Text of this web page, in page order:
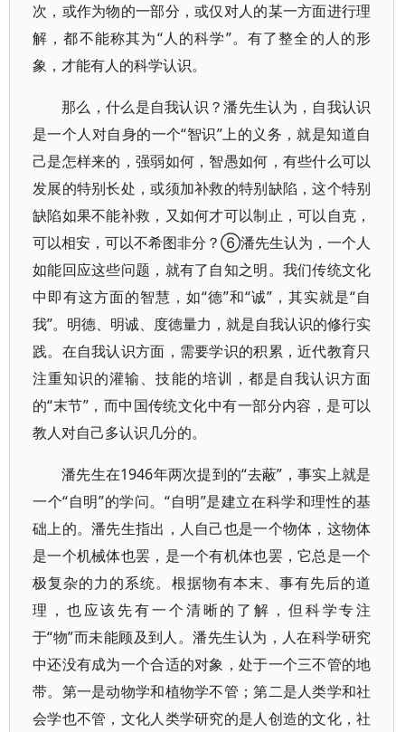
次，或作为物的一部分，或仅对人的某一方面进行理
解，都不能称其为“人的科学”。有了整全的人的形
象，才能有人的科学认识。
那么，什么是自我认识？潘先生认为，自我认识
是一个人对自身的一个“智识”上的义务，就是知道自
己是怎样来的，强弱如何，智愚如何，有些什么可以
发展的特别长处，或须加补救的特别缺陷，这个特别
缺陷如果不能补救，又如何才可以制止，可以自克，
可以相安，可以不希图非分？⑥潘先生认为，一个人
如能回应这些问题，就有了自知之明。我们传统文化
中即有这方面的智慧，如“德”和“诚”，其实就是“自
我”。明德、明诚、度德量力，就是自我认识的修行实
践。在自我认识方面，需要学识的积累，近代教育只
注重知识的灌输、技能的培训，都是自我认识方面
的“末节”，而中国传统文化中有一部分内容，是可以
教人对自己多认识几分的。
潘先生在1946年两次提到的“去蔽”，事实上就是
一个“自明”的学问。“自明”是建立在科学和理性的基
础上的。潘先生指出，人自己也是一个物体，这物体
是一个机械体也罢，是一个有机体也罢，它总是一个
极复杂的力的系统。根据物有本末、事有先后的道
理，也应该先有一个清晰的了解，但科学专注
于“物”而未能顾及到人。潘先生认为，人在科学研究
中还没有成为一个合适的对象，处于一个三不管的地
带。第一是动物学和植物学不管；第二是人类学和社
会学也不管，文化人类学研究的是人创造的文化，社